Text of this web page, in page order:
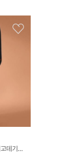
[엘리뷰] 자동롤러고데기2 화상 방지 자동 회전 봉고데기 웨이브 볼륨 아이롱 오토 롤링 고대기